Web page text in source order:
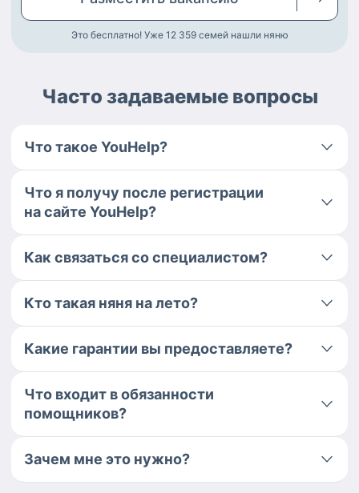
Это бесплатно! Уже 12 359 семей нашли няню
Часто задаваемые вопросы
Что такое YouHelp?
Что я получу после регистрации
на сайте YouHelp?
Как связаться со специалистом?
Кто такая няня на лето?
Какие гарантии вы предоставляете?
Что входит в обязанности
помощников?
Зачем мне это нужно?